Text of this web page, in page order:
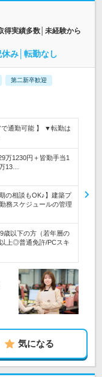
得実績多数│未経験から
み│転勤なし
第二新卒歓迎
で通勤可能 】 ▼転勤は
万1230円＋皆勤手当1
13…
の相談もOK♪】建築プ
務スケジュールの管理
歳以下の方（若年層の
上◎普通免許/PCスキ
気になる